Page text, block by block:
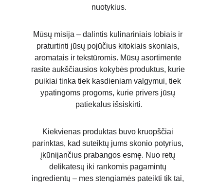
nuotykius.
Mūsų misija – dalintis kulinariniais lobiais ir
praturtinti jūsų pojūčius kitokiais skoniais,
aromatais ir tekstūromis. Mūsų asortimente
rasite aukščiausios kokybės produktus, kurie
puikiai tinka tiek kasdieniam valgymui, tiek
ypatingoms progoms, kurie privers jūsų
patiekalus išsiskirti.
Kiekvienas produktas buvo kruopščiai
parinktas, kad suteiktų jums skonio potyrius,
įkūnijančius prabangos esmę. Nuo retų
delikatesų iki rankomis pagamintų
ingredientų – mes stengiamės pateikti tik tai,